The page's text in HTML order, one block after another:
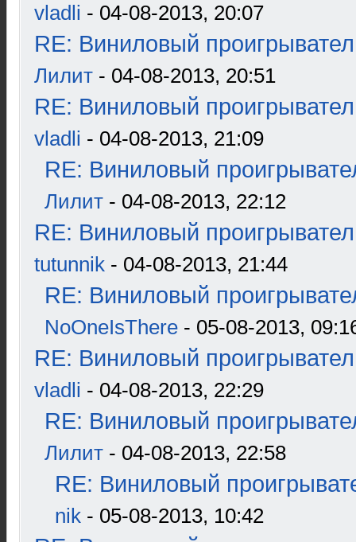
vladli - 04-08-2013, 20:07
RE: Виниловый
Лилит - 04-08-2013, 20:51
RE: Виниловый
vladli - 04-08-2013, 21:09
RE: Виниловый
Лилит - 04-08-2013, 22:12
RE: Виниловый
tutunnik - 04-08-2013, 21:44
RE: Виниловый
NoOneIsThere - 05-08-2013,
RE: Виниловый
vladli - 04-08-2013, 22:29
RE: Виниловый
Лилит - 04-08-2013, 22:58
RE: Виниловый
nik - 05-08-2013, 10:42